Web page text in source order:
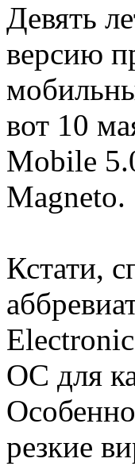
Девять
версию
вот 10
Mobile
Magneto.
Кстати,
ОС для
резкие